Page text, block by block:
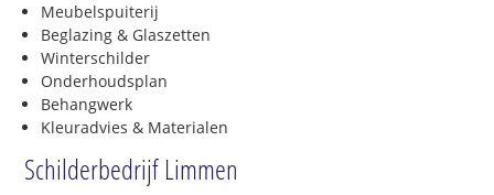
Meubelspuiterij
Beglazing & Glaszetten
Winterschilder
Onderhoudsplan
Behangwerk
Kleuradvies & Materialen
Schilderbedrijf Limmen